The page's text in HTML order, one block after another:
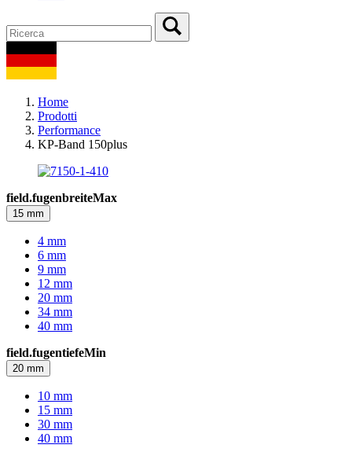
Home
Prodotti
Performance
KP-Band 150plus
field.fugenbreiteMax
15 mm
4 mm
6 mm
9 mm
12 mm
20 mm
34 mm
40 mm
field.fugentiefeMin
20 mm
10 mm
15 mm
30 mm
40 mm